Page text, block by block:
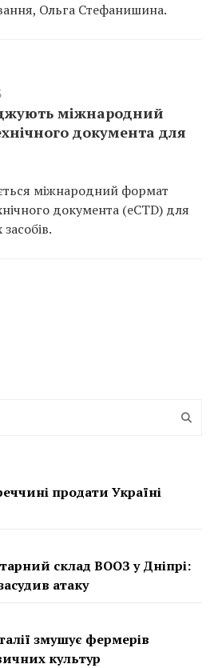
Ольга Стефанишина.
міжнародний
документа для
міжнародний формат
документа (еСТD) для
продати Україні
склад ВООЗ у Дніпрі:
атаку
змушує фермерів
культур